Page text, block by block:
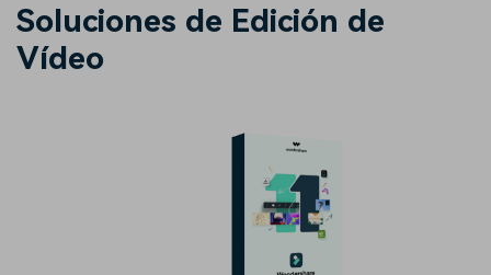
Soluciones de Edición de
Vídeo